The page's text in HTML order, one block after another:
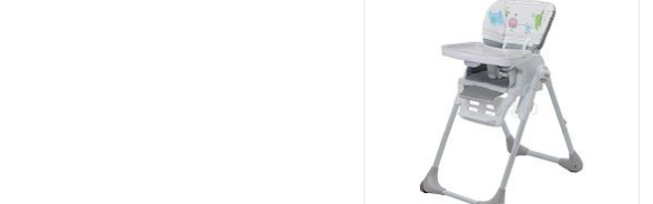
В корзину
Купить в 1 клик
К сравнению
В избранное
По запросу